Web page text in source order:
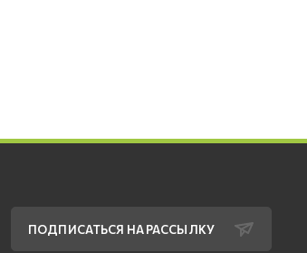
ПОДПИСАТЬСЯ НА РАССЫЛКУ